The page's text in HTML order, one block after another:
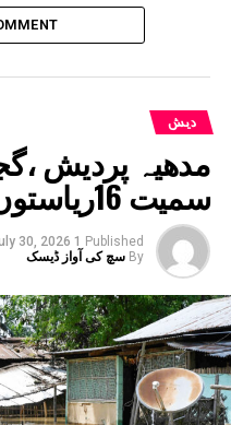
نام مشاعرے کا انعقاد
دیش
مدھیہ پردیش
سمیت 16ریاستوں میں بھاری بارش
Published
1 week ago
30, 2026
By سچ کی آواز ڈیسک